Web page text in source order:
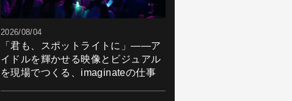
2026/08/04
「君も、スポットライトに」――ア
イドルを輝かせる映像とビジュアル
を現場でつくる、imaginateの仕事